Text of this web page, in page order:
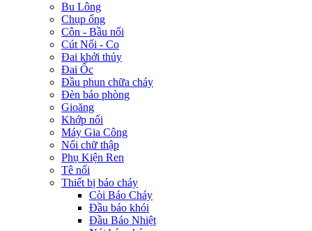
Bu Lông
Chụp ống
Côn - Bầu nối
Cút Nối - Co
Đai khởi thủy
Đai Ốc
Đầu phun chữa cháy
Đèn báo phòng
Gioăng
Khớp nối
Máy Gia Công
Nối chữ thập
Phụ Kiện Ren
Tê nối
Thiết bị báo cháy
Còi Báo Cháy
Đầu báo khói
Đầu Báo Nhiệt